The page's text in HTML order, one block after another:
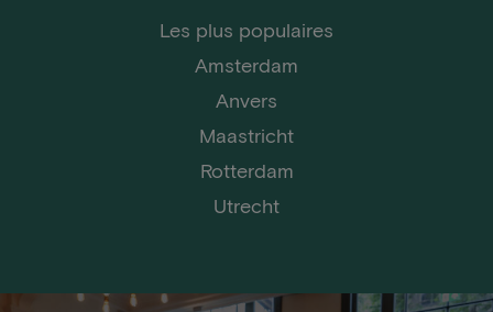
Les plus populaires
Amsterdam
Anvers
Maastricht
Rotterdam
Utrecht